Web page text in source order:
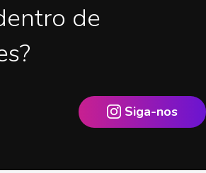
de
Siga-nos